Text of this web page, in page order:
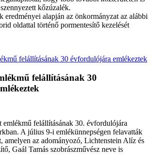
kőzúzalék.
eredményei alapján az önkormányzat az alábbi
oldattal történő pormentesítő kezelését
felállításának 30
emlékmű felállításának 30. évfordulójára
A július 9-i emlékünnepségen felavatták
amelyen az adományozó, Lichtenstein Alíz és
Gaál Tamás szobrászművész neve is